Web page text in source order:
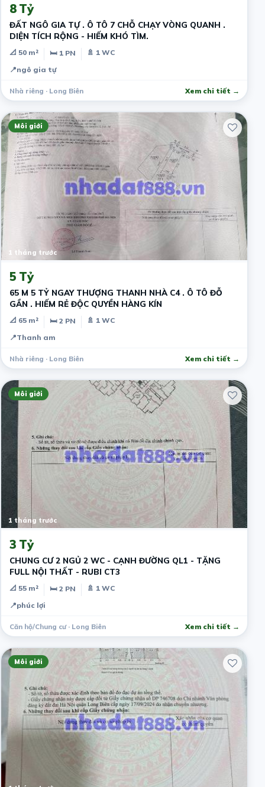
8 Tỷ
ĐẤT NGÔ GIA TỰ . Ô TÔ 7 CHỖ CHẠY VÒNG QUANH .
DIỆN TÍCH RỘNG - HIẾM KHÓ TÌM.
📐 50 m² 🛏 1 PN
🚿 1 WC
📍ngô gia tự
Nhà riêng · Long Biên Xem chi tiết →
Môi giới
1 tháng trước
5 Tỷ
65 M 5 TỶ NGAY THƯỢNG THANH NHÀ C4 . Ô TÔ ĐỖ
GẦN . HIẾM RẺ ĐỘC QUYỀN HÀNG KÍN
📐 65 m² 🛏 2 PN
🚿 1 WC
📍Thanh am
Nhà riêng · Long Biên Xem chi tiết →
Môi giới
1 tháng trước
3 Tỷ
CHUNG CƯ 2 NGỦ 2 WC - CẠNH ĐƯỜNG QL1 - TẶNG
FULL NỘI THẤT - RUBI CT3
📐 55 m² 🛏 2 PN
🚿 1 WC
📍phúc lợi
Căn hộ/Chung cư · Long Biên Xem chi tiết →
Môi giới